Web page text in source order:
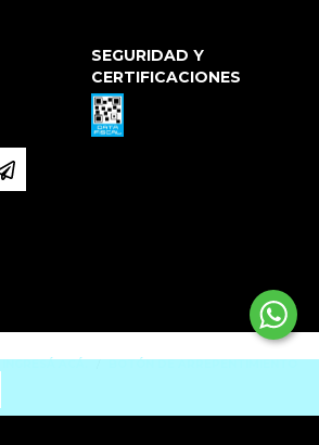
SEGURIDAD Y
CERTIFICACIONES
INGRESÁ ACÁ. / BOTÓN DE ARREPENTIMIENTO